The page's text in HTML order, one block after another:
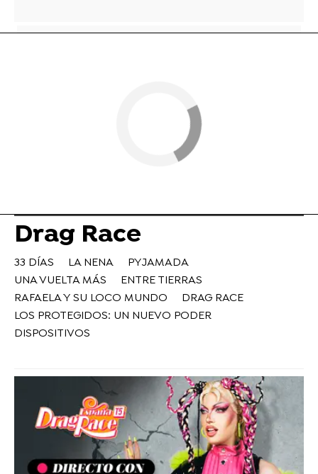
Drag Race
33 DÍAS LA NENA
PYJAMADA
UNA VUELTA MÁS
ENTRE TIERRAS
RAFAELA Y SU LOCO MUNDO
DRAG RACE
LOS PROTEGIDOS: UN NUEVO PODER
DISPOSITIVOS